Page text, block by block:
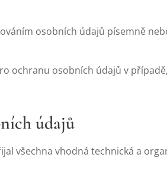
osobních údajů písemně
ochranu osobních údajů v
údajů
všechna vhodná technická a